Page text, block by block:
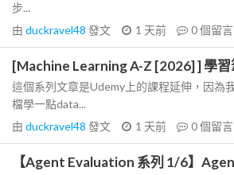
步...
由 duckravel48 發文 1 天前 0個留言
[Machine Learning A-Z [2026] ] 學習
這個系列文章是Udemy上的課程延伸，因為
檔學一點data...
由 duckravel48 發文 1 天前 0個留言
【Agent Evaluation 系列 1/6】